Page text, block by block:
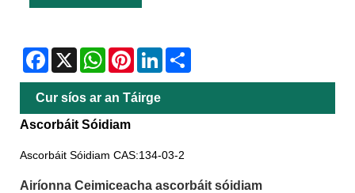
Facebook
X WhatsAppPinterestLinkedIn
Cur síos ar an Táirge
Ascorbáit Sóidiam
Ascorbáit Sóidiam CAS:134-03-2
Airíonna Ceimiceacha ascorbáit sóidiam